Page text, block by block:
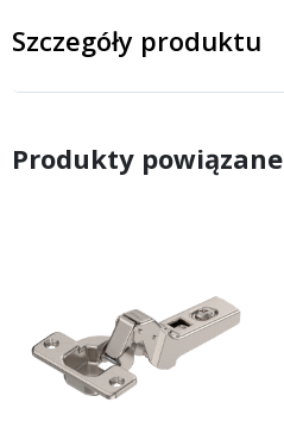
Szczegóły produktu
Produkty powiązane